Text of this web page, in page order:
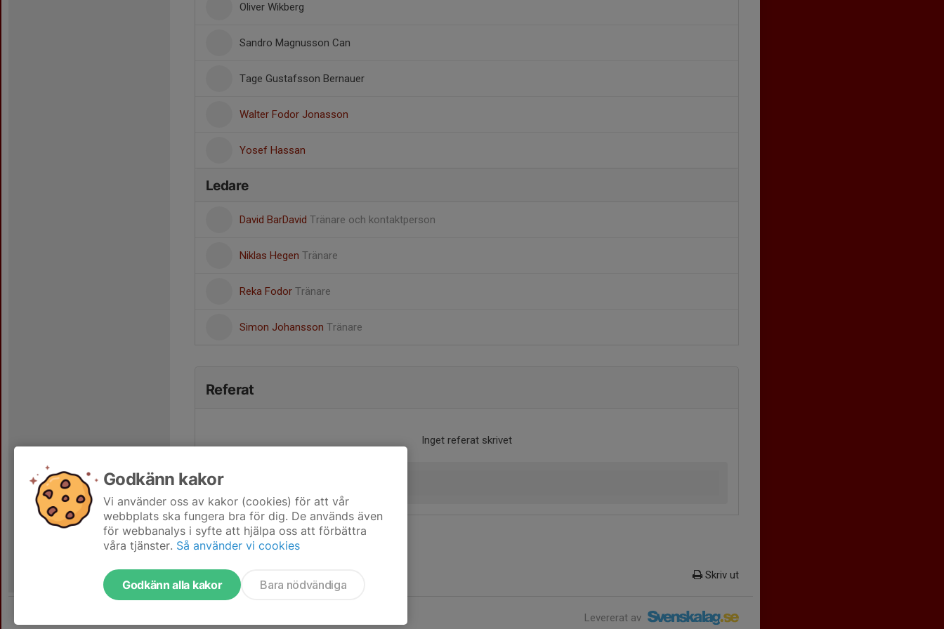
Oliver Wikberg
Sandro Magnusson Can
Tage Gustafsson Bernauer
Walter Fodor Jonasson
Yosef Hassan
Ledare
David BarDavid Tränare och kontaktperson
Niklas Hegen Tränare
Reka Fodor Tränare
Simon Johansson Tränare
Referat
Inget referat skrivet
Skriv ut
Levererat av
Godkänn kakor
Vi använder oss av kakor (cookies) för att vår
webbplats ska fungera bra för dig. De används även
för webbanalys i syfte att hjälpa oss att förbättra
våra tjänster. Så använder vi cookies
Godkänn alla kakor Bara nödvändiga